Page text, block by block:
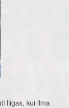
liigas, kui ilma